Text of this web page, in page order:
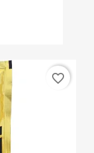
favorite_border